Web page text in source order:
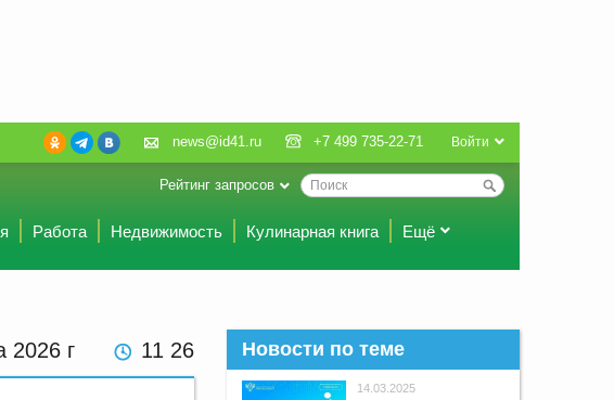
Войти
news@id41.ru +7 499 735-22-71
Рейтинг запросов
Работа Недвижимость Кулинарная книга Ещё
2026 г 11 26 Новости по теме
14.03.2025